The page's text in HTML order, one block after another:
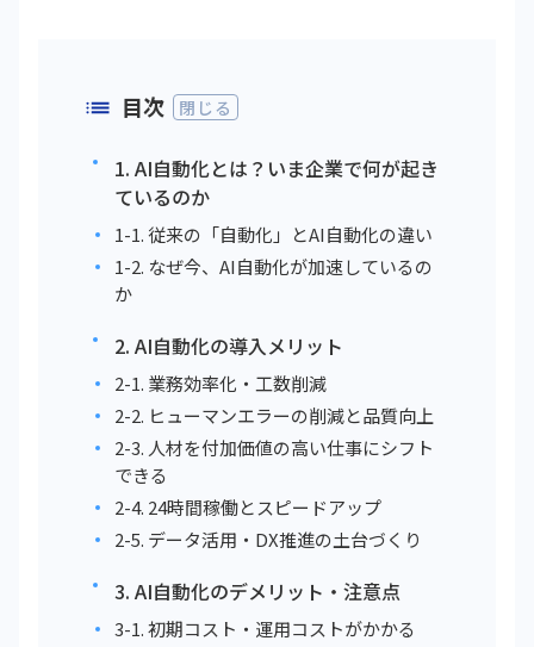
閉じる
目次
1. AI自動化とは？いま企業で何が起き
ているのか
1-1. 従来の「自動化」とAI自動化の違い
1-2. なぜ今、AI自動化が加速しているの
か
2. AI自動化の導入メリット
2-1. 業務効率化・工数削減
2-2. ヒューマンエラーの削減と品質向上
2-3. 人材を付加価値の高い仕事にシフト
できる
2-4. 24時間稼働とスピードアップ
2-5. データ活用・DX推進の土台づくり
3. AI自動化のデメリット・注意点
3-1. 初期コスト・運用コストがかかる